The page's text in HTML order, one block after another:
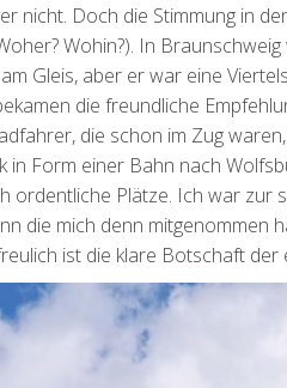
nicht. Doch die Stimmung in
Wohin?). In
Gleis, aber er war eine
die freundliche
die schon im Zug
in Form einer Bahn nach
ordentliche Plätze. Ich war zur
die mich denn mitgenommen
ist die klare Botschaft der